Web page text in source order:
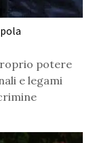
potere
e legami